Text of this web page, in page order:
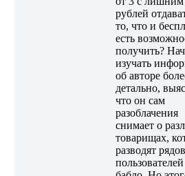
рублей
то, что и
есть
получить?
изучать
об авторе
детально,
что он сам
разоблачения
снимает о
товарищах,
разводят